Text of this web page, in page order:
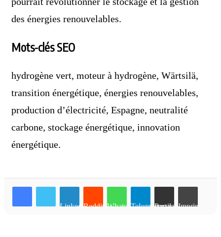
des énergies renouvelables.
Mots-clés SEO
hydrogène vert, moteur à hydrogène, Wärtsilä,
transition énergétique, énergies renouvelables,
production d’électricité, Espagne, neutralité
carbone, stockage énergétique, innovation
énergétique.
LinkedinReddit WhatsAppTelegramPartager par email Imprimer